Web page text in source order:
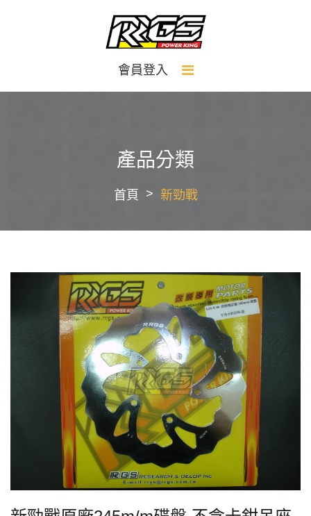
會員登入
產品分類
首頁 新勁戰